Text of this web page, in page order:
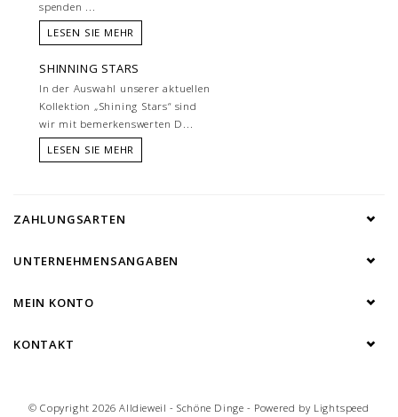
spenden ...
LESEN SIE MEHR
SHINNING STARS
In der Auswahl unserer aktuellen
Kollektion „Shining Stars“ sind
wir mit bemerkenswerten D...
LESEN SIE MEHR
ZAHLUNGSARTEN
UNTERNEHMENSANGABEN
MEIN KONTO
KONTAKT
© Copyright 2026 Alldieweil - Schöne Dinge - Powered by Lightspeed